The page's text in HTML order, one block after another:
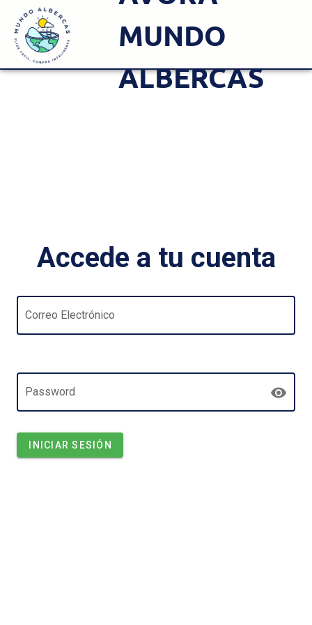
MUNDO
ALBERCAS
Accede a tu cuenta
Correo Electrónico
Password
INICIAR SESIÓN